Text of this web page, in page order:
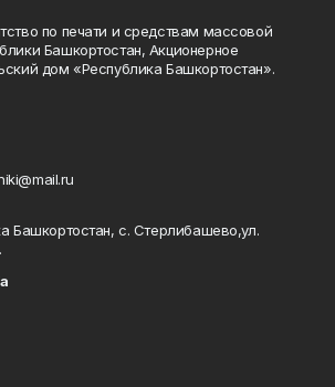
по печати и средствам массовой
Башкортостан, Акционерное
дом «Республика Башкортостан».
Башкортостан, c. Стерлибашево,ул.